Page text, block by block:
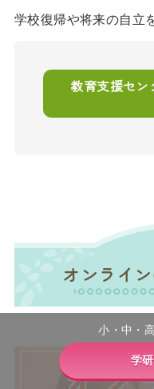
学校復帰や将来の自立
教育支援セ
オンライ
小・中・
学